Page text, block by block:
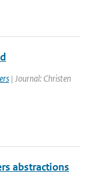
| Journal: Christen
abstractions